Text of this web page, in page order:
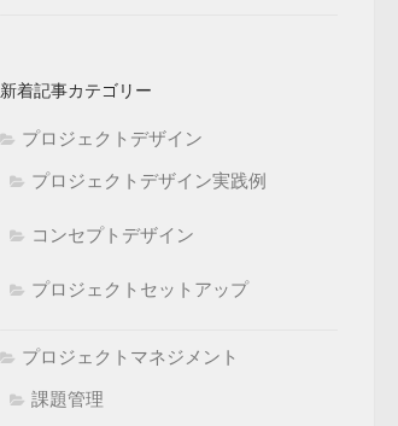
新着記事カテゴリー
プロジェクトデザイン
プロジェクトデザイン実践例
コンセプトデザイン
プロジェクトセットアップ
プロジェクトマネジメント
課題管理